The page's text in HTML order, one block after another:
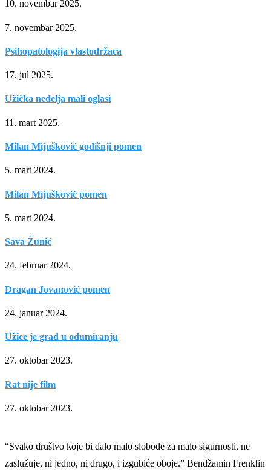
10. novembar 2025.
7. novembar 2025.
Psihopatologija vlastodržaca
17. jul 2025.
Užička nedelja mali oglasi
11. mart 2025.
Milan Mijušković godišnji pomen
5. mart 2024.
Milan Mijušković pomen
5. mart 2024.
Sava Žunić
24. februar 2024.
Dragan Jovanović pomen
24. januar 2024.
Užice je grad u odumiranju
27. oktobar 2023.
Rat nije film
27. oktobar 2023.
“Svako društvo koje bi dalo malo slobode za malo sigurnosti, ne
zaslužuje, ni jedno, ni drugo, i izgubiće oboje.” Bendžamin Frenklin